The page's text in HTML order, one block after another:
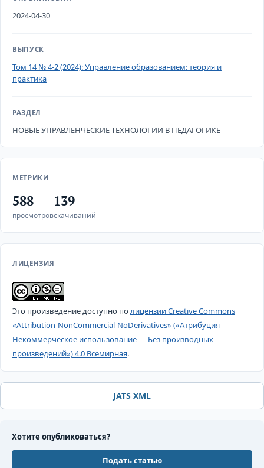
2024-04-30
ВЫПУСК
Том 14 № 4-2 (2024): Управление образованием: теория и
практика
РАЗДЕЛ
НОВЫЕ УПРАВЛЕНЧЕСКИЕ ТЕХНОЛОГИИ В ПЕДАГОГИКЕ
МЕТРИКИ
588
просмотров
139
скачиваний
ЛИЦЕНЗИЯ
Это произведение доступно полицензии Creative Commons
«Attribution-NonCommercial-NoDerivatives» («Атрибуция —
Некоммерческое использование — Без производных
произведений») 4.0 Всемирная.
JATS XML
Хотите опубликоваться?
Подать статью